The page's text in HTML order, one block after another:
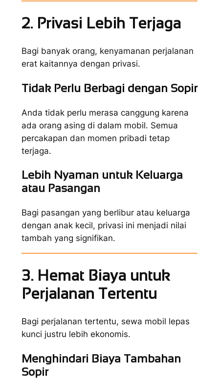
2. Privasi Lebih Terjaga
Bagi banyak orang, kenyamanan perjalanan
erat kaitannya dengan privasi.
Tidak Perlu Berbagi dengan Sopir
Anda tidak perlu merasa canggung karena
ada orang asing di dalam mobil. Semua
percakapan dan momen pribadi tetap
terjaga.
Lebih Nyaman untuk Keluarga
atau Pasangan
Bagi pasangan yang berlibur atau keluarga
dengan anak kecil, privasi ini menjadi nilai
tambah yang signifikan.
3. Hemat Biaya untuk
Perjalanan Tertentu
Bagi perjalanan tertentu, sewa mobil lepas
kunci justru lebih ekonomis.
Menghindari Biaya Tambahan
Sopir